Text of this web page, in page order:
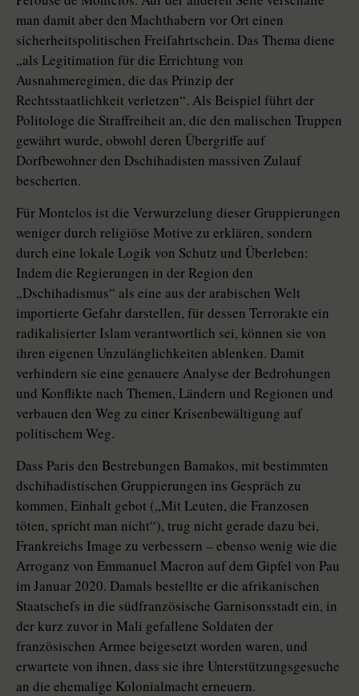
man damit aber den Machthabern vor Ort einen
sicherheitspolitischen Freifahrtschein. Das Thema diene
„als Legitimation für die Errichtung von
Ausnahmeregimen, die das Prinzip der
Rechtsstaatlichkeit verletzen“. Als Beispiel führt der
Politologe die Straffreiheit an, die den malischen Truppen
gewährt wurde, obwohl deren Übergriffe auf
Dorfbewohner den Dschihadisten massiven Zulauf
bescherten.
Für Montclos ist die Verwurzelung dieser Gruppierungen
weniger durch religiöse Motive zu erklären, sondern
durch eine lokale Logik von Schutz und Überleben:
Indem die Regierungen in der Region den
„Dschihadismus“ als eine aus der arabischen Welt
importierte Gefahr darstellen, für dessen Terrorakte ein
radikalisierter Islam verantwortlich sei, können sie von
ihren eigenen Unzulänglichkeiten ablenken. Damit
verhindern sie eine genauere Analyse der Bedrohungen
und Konflikte nach Themen, Ländern und Regionen und
verbauen den Weg zu einer Krisenbewältigung auf
politischem Weg.
Dass Paris den Bestrebungen Bamakos, mit bestimmten
dschihadistischen Gruppierungen ins Gespräch zu
kommen, Einhalt gebot („Mit Leuten, die Franzosen
töten, spricht man nicht“), trug nicht gerade dazu bei,
Frankreichs Image zu verbessern – ebenso wenig wie die
Arroganz von Emmanuel Macron auf dem Gipfel von Pau
im Januar 2020. Damals bestellte er die afrikanischen
Staatschefs in die südfranzösische Garnisonsstadt ein, in
der kurz zuvor in Mali gefallene Soldaten der
französischen Armee beigesetzt worden waren, und
erwartete von ihnen, dass sie ihre Unterstützungsgesuche
an die ehemalige Kolonialmacht erneuern.